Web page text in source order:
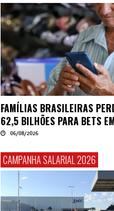
FAMÍLIAS BRASILEIRAS
62,5 BILHÕES PARA BETS
06/08/2026
CAMPANHA SALARIAL 2026